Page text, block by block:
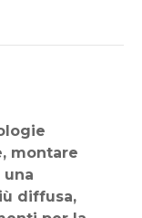
montare
diffusa,